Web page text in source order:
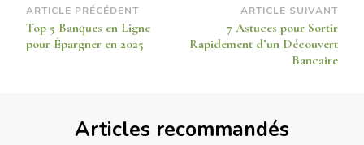
Navigation
d’article
ARTICLE PRÉCÉDENT
Top 5 Banques en Ligne
pour Épargner en 2025
ARTICLE SUIVANT
7 Astuces pour Sortir
Rapidement d’un Découvert
Bancaire
Articles recommandés